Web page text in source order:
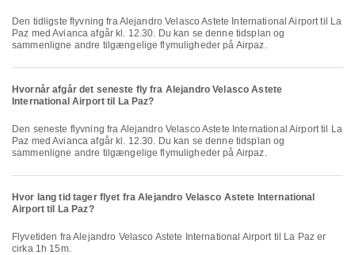
Den tidligste flyvning fra Alejandro Velasco Astete International Airport til La
Paz med Avianca afgår kl. 12.30. Du kan se denne tidsplan og
sammenligne andre tilgængelige flymuligheder på Airpaz.
Hvornår afgår det seneste fly fra Alejandro Velasco Astete
International Airport til La Paz?
Den seneste flyvning fra Alejandro Velasco Astete International Airport til La
Paz med Avianca afgår kl. 12.30. Du kan se denne tidsplan og
sammenligne andre tilgængelige flymuligheder på Airpaz.
Hvor lang tid tager flyet fra Alejandro Velasco Astete International
Airport til La Paz?
Flyvetiden fra Alejandro Velasco Astete International Airport til La Paz er
cirka 1h 15m.